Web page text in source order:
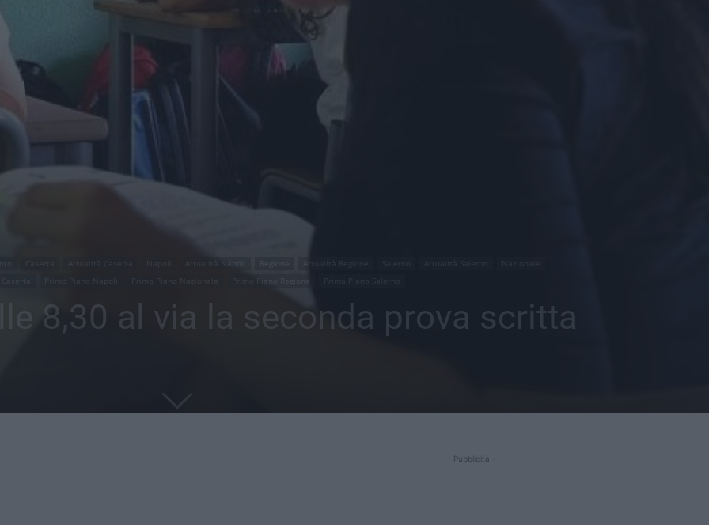
Attualità Napoli
8,30 al via la seconda prova scritta
- Pubblicità -